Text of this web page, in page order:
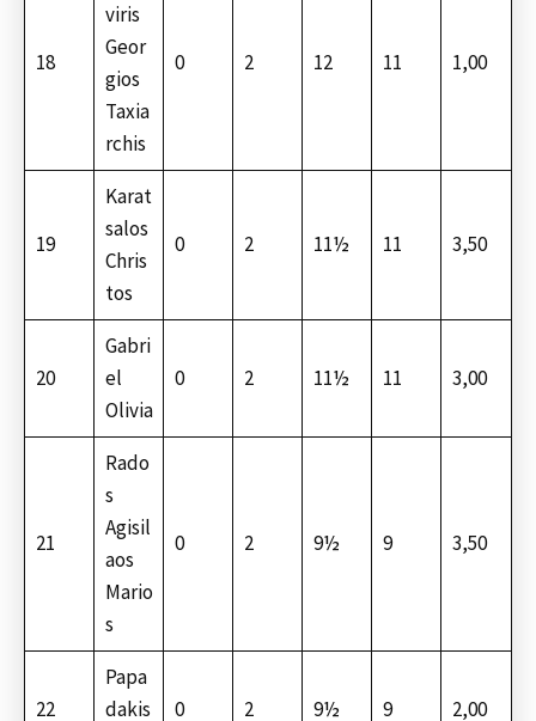
18
viris
Geor
gios
Taxia
rchis
0 2 12 11 1,00
19
Karat
salos
Chris
tos
0 2 11½ 11 3,50
20
Gabri
el
Olivia
0 2 11½ 11 3,00
21
Rado
s
Agisil
aos
Mario
s
0 2 9½ 9 3,50
22
Papa
dakis
0 2 9½ 9 2,00